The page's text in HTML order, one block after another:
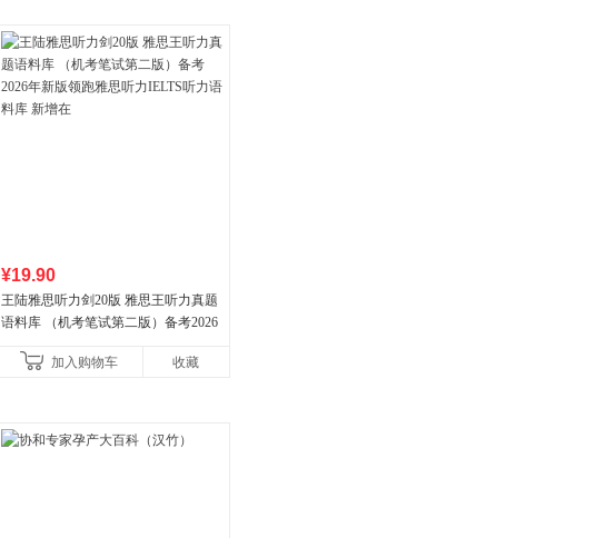
¥19.90
王陆雅思听力剑20版 雅思王听力真题
语料库 （机考笔试第二版）备考2026
新增在
加入购物车 收藏